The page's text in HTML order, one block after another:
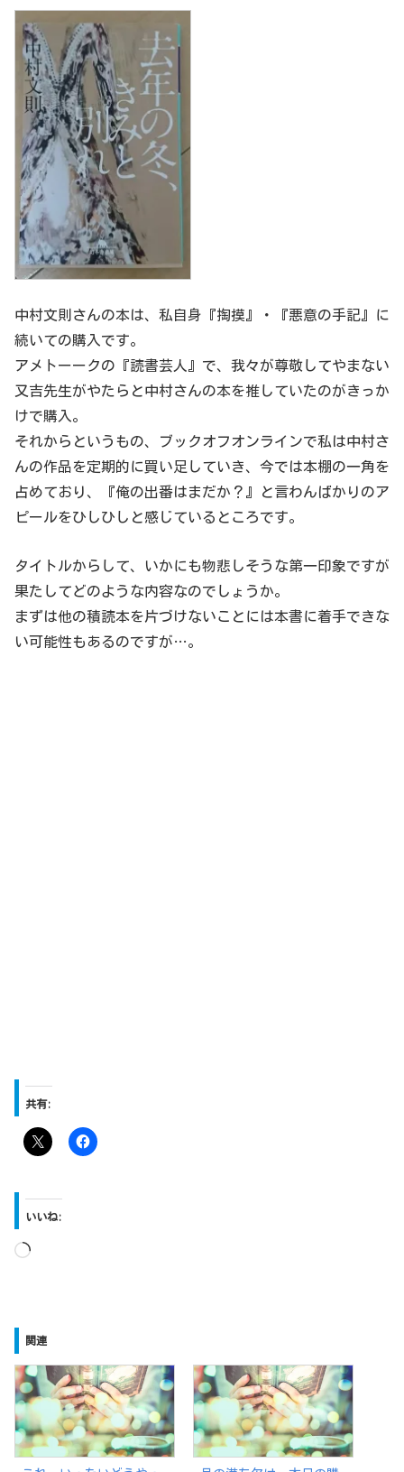
中村文則さんの本は、私自身『掏摸』・『悪意の手記』に
続いての購入です。
アメトーークの『読書芸人』で、我々が尊敬してやまない
又吉先生がやたらと中村さんの本を推していたのがきっか
けで購入。
それからというもの、ブックオフオンラインで私は中村さ
んの作品を定期的に買い足していき、今では本棚の一角を
占めており、『俺の出番はまだか？』と言わんばかりのア
ピールをひしひしと感じているところです。
タイトルからして、いかにも物悲しそうな第一印象ですが
果たしてどのような内容なのでしょうか。
まずは他の積読本を片づけないことには本書に着手できな
い可能性もあるのですが…。
共有:
いいね:
読
関連